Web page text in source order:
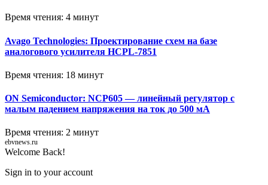
Время чтения: 4 минут
Avago Technologies: Проектирование схем на базе
аналогового усилителя HCPL-7851
Время чтения: 18 минут
ON Semiconductor: NCP605 — линейный регулятор с
малым падением напряжения на ток до 500 мА
Время чтения: 2 минут
ebvnews.ru
Welcome Back!
Sign in to your account